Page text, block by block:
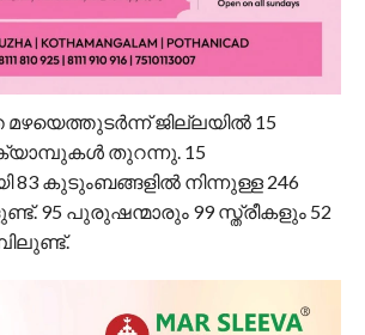
മഴയെത്തുടർന്ന് ജില്ലയിൽ 15
തുറന്നു. 15
83 കുടുംബങ്ങളിൽ നിന്നുള്ള 246
95 പുരുഷന്മാരും 99 സ്ത്രീകളും 52